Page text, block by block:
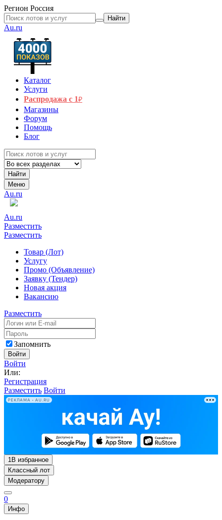
Регион Россия
Найти
Au.ru
Каталог
Услуги
Распродажа с 1₽
Магазины
Форум
Помощь
Блог
Найти
Меню
Au.ru
Au.ru
Разместить
Разместить
Товар (Лот)
Услугу
Промо (Объявление)
Заявку (Тендер)
Новая акция
Вакансию
Разместить
Запомнить
Войти
Войти
Или:
Регистрация
Разместить Войти
РЕКЛАМА • AU.RU
1В избранное
Классный лот
Модератору
0
Инфо